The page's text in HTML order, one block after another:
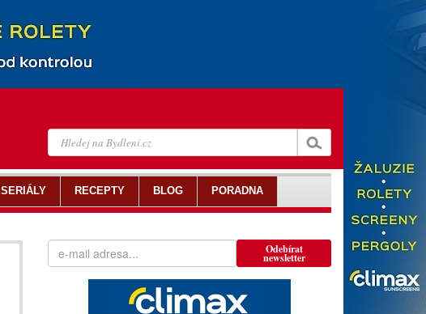
Odebírat
newsletter
SERIÁLY RECEPTY BLOG PORADNA